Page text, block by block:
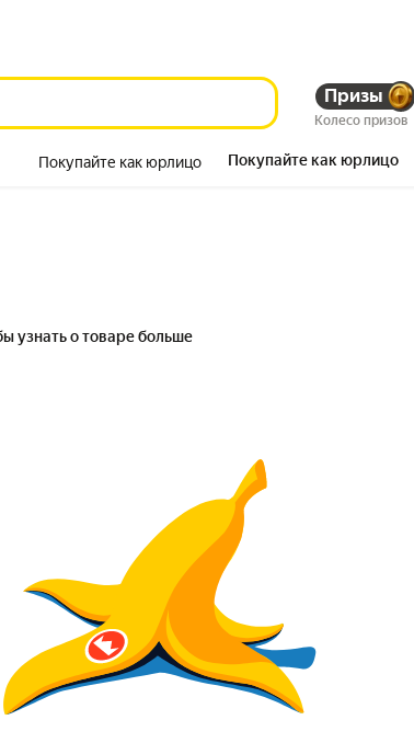
Призы
Колесо призов
Покупайте как юрлицо Покупайте как юрлицо
узнать о товаре больше